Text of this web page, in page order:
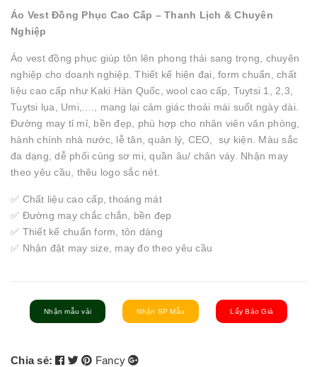
Áo Vest Đồng Phục Cao Cấp – Thanh Lịch & Chuyên
Nghiệp
Áo vest đồng phục giúp tôn lên phong thái sang trọng, chuyên
nghiệp cho doanh nghiệp. Thiết kế hiện đại, form chuẩn, chất
liệu cao cấp như Kaki Hàn Quốc, wool cao cấp, Tuytsi 1, 2,3,
Tuytsi lụa, Umi,...., mang lại cảm giác thoải mái suốt ngày dài.
Đường may tỉ mỉ, bền đẹp, phù hợp cho nhân viên văn phòng,
hành chính nhà nước, lễ tân, quản lý, CEO, sự kiện. Màu sắc
đa dạng, dễ phối cùng sơ mi, quần âu/ chân váy. Nhận may
theo yêu cầu, thêu logo sắc nét.
✅ Chất liệu cao cấp, thoáng mát
✅ Đường may chắc chắn, bền đẹp
✅ Thiết kế chuẩn form, tôn dáng
✅ Nhận đặt may size, may đo theo yêu cầu
Nhận mẫu vải Nhận SP Mẫu Lấy Báo Giá
Chia sẻ: Fancy